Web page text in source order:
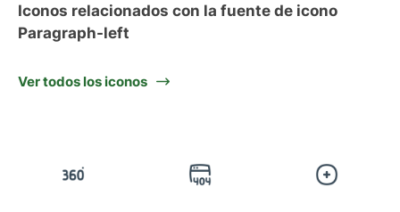
Iconos relacionados con la fuente de icono
Paragraph-left
Ver todos los iconos